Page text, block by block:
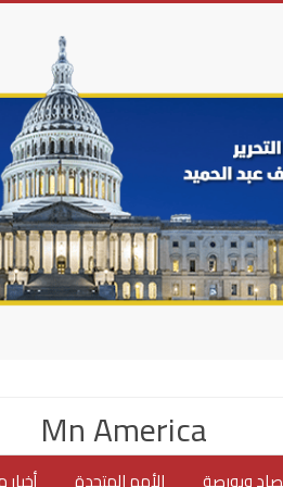
Mn America